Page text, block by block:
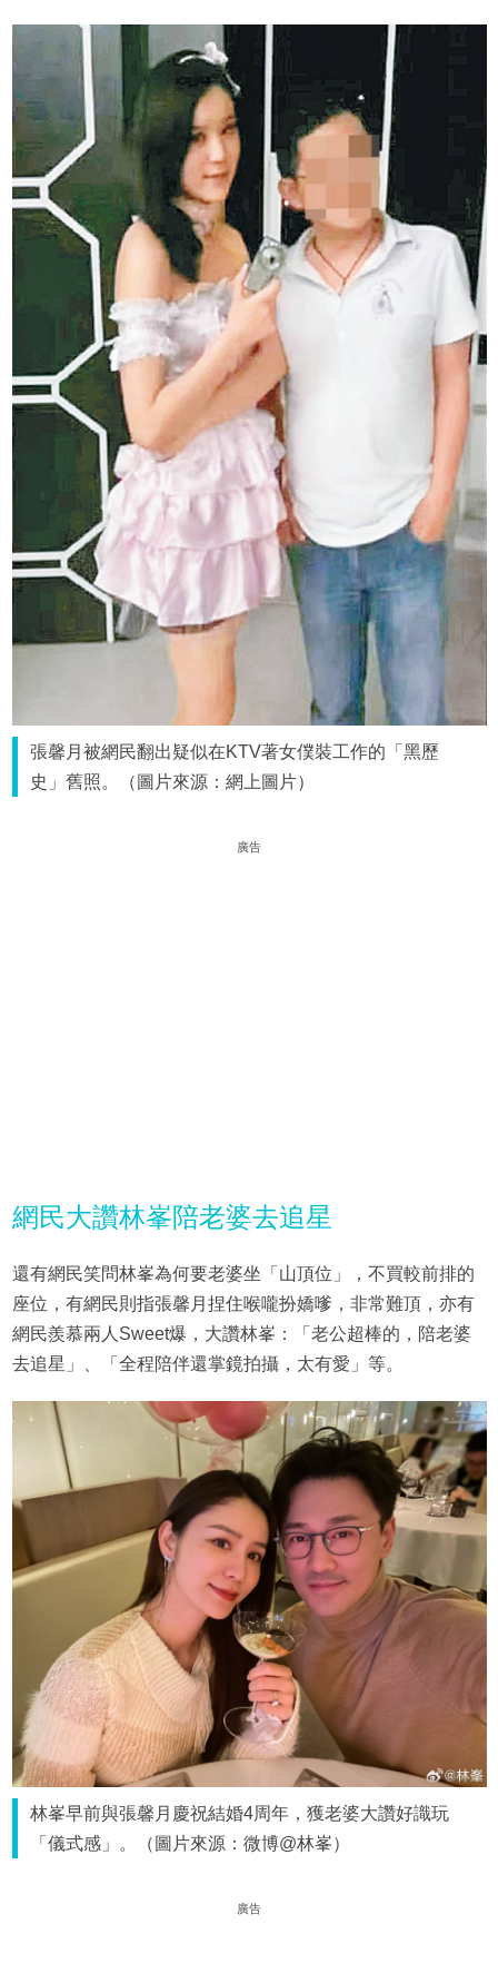
張馨月被網民翻出疑似在KTV著女僕裝工作的「黑歷
史」舊照。（圖片來源：網上圖片）
廣告
網民大讚林峯陪老婆去追星
還有網民笑問林峯為何要老婆坐「山頂位」，不買較前排的
座位，有網民則指張馨月捏住喉嚨扮嬌嗲，非常難頂，亦有
網民羨慕兩人Sweet爆，大讚林峯：「老公超棒的，陪老婆
去追星」、「全程陪伴還掌鏡拍攝，太有愛」等。
林峯早前與張馨月慶祝結婚4周年，獲老婆大讚好識玩
「儀式感」。（圖片來源：微博@林峯）
廣告